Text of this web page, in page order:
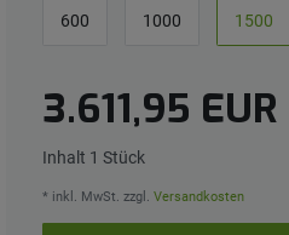
600 1000 1500
3.611,95 EUR
Inhalt 1 Stück
* inkl. MwSt. zzgl. Versandkosten